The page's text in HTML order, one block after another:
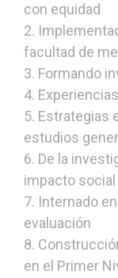
con equidad
2.
facultad de
3. Formando
4.
5. Estrategias
estudios
6. De la
impacto social
7. Internado
evaluación
8.
en el Primer